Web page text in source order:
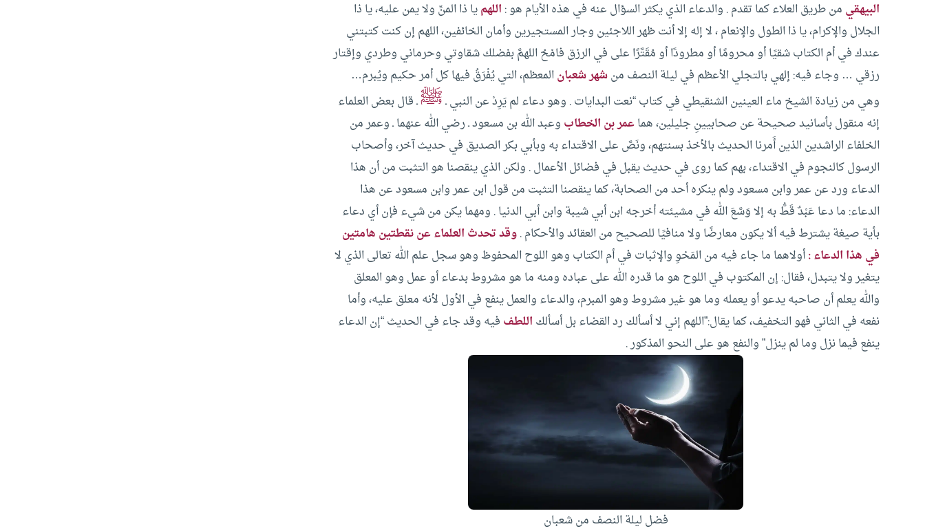
البيهقي من طريق العلاء كما تقدم . والدعاء الذي يكثر السؤال عنه في هذه الأيام هو : اللهميا ذا المنِّ ولا يمن عليه، يا ذا
الجلال والإكرام، يا ذا الطول والإنعام ، لا إله إلا أنت ظهر اللاجئين وجار المستجيرين وأمان الخائفين، اللهم إن كنت كتبتني
عندك في أم الكتاب شقيًا أو محرومًا أو مطرودًا أو مُقَتَّرًا على في الرزق فامْحُ اللهمَّ بفضلك شقاوتي وحرماني وطردي وإقتار
رزقي … وجاء فيه: إلهي بالتجلي الأعظم في ليلة النصف منشهر شعبانالمعظم، التي يُفْرَقُ فيها كل أمر حكيم ويُبرم…
وهي من زيادة الشيخ ماء العينين الشنقيطي في كتاب “نعت البدايات . وهو دعاء لم يَرِدْ عن النبي ـﷺـ قال بعض العلماء
إنه منقول بأسانيد صحيحة عن صحابيينِ جليلين، هماعمر بن الخطاب وعبد الله بن مسعود ـ رضي الله عنهما ـ وعمر من
الخلفاء الراشدين الذين أَمرنا الحديث بالأخذ بسنتهم، ونَصَّ على الاقتداء به وبأبي بكر الصديق في حديث آخر، وأصحاب
الرسول كالنجوم في الاقتداء، بهم كما روى في حديث يقبل في فضائل الأعمال . ولكن الذي ينقصنا هو التثبت من أن هذا
الدعاء ورد عن عمر وابن مسعود ولم ينكره أحد من الصحابة، كما ينقصنا التثبت من قول ابن عمر وابن مسعود عن هذا
الدعاء: ما دعا عَبْدٌ قَطُّ به إلا وَسَّعَ الله في مشيئته أخرجه ابن أبي شيبة وابن أبي الدنيا . ومهما يكن من شيء فإن أي دعاء
بأية صيغة يشترط فيه ألا يكون معارضًا ولا منافيًا للصحيح من العقائد والأحكام .وقد تحدث العلماء عن نقطتين هامتين
في هذا الدعاء :أولاهما ما جاء فيه من المَحْوِ والإثبات في أم الكتاب وهو اللوح المحفوظ وهو سجل علم الله تعالى الذي لا
يتغير ولا يتبدل، فقال: إن المكتوب في اللوح هو ما قدره الله على عباده ومنه ما هو مشروط بدعاء أو عمل وهو المعلق
والله يعلم أن صاحبه يدعو أو يعمله وما هو غير مشروط وهو المبرم، والدعاء والعمل ينفع في الأول لأنه معلق عليه، وأما
نفعه في الثاني فهو التخفيف، كما يقال:”اللهم إني لا أسألك رد القضاء بل أسألك اللطف فيه وقد جاء في الحديث “إن الدعاء
ينفع فيما نزل وما لم ينزل” والنفع هو على النحو المذكور .
فضل ليلة النصف من شعبان